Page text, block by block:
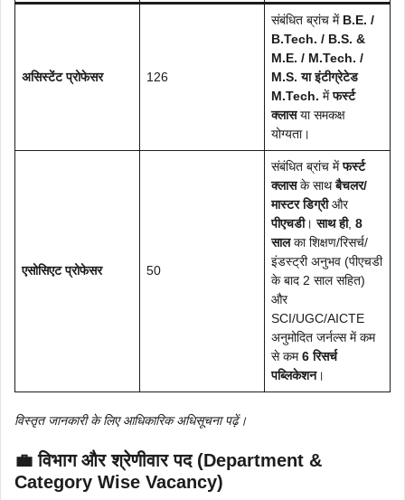
असिस्टेंट प्रोफेसर 126
संबंधित ब्रांच में B.E. /
B.Tech. / B.S. &
M.E. / M.Tech. /
M.S. या इंटीग्रेटेड
M.Tech. मेंफर्स्ट
क्लासया समकक्ष
योग्यता।
एसोसिएट प्रोफेसर 50
संबंधित ब्रांच मेंफर्स्ट
क्लासके साथबैचलर/
मास्टर डिग्रीऔर
पीएचडी।साथ ही, 8
सालका शिक्षण/रिसर्च/
इंडस्ट्री अनुभव (पीएचडी
के बाद 2 साल सहित)
और
SCI/UGC/AICTE
अनुमोदित जर्नल्स में कम
से कम6 रिसर्च
पब्लिकेशन।
विस्तृत जानकारी के लिए आधिकारिक अधिसूचना पढ़ें।
💼 विभाग और श्रेणीवार पद (Department &
Category Wise Vacancy)